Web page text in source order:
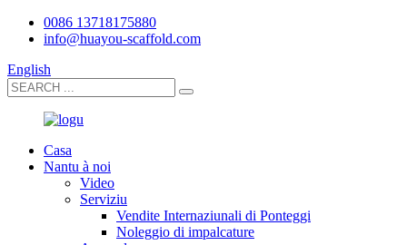
0086 13718175880
info@huayou-scaffold.com
English
Casa
Nantu à noi
Video
Serviziu
Vendite Internaziunali di Ponteggi
Noleggio di impalcature